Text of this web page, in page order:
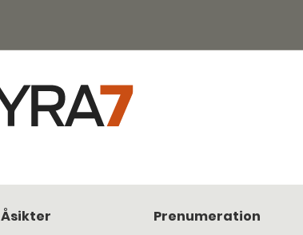
Åsikter Prenumeration